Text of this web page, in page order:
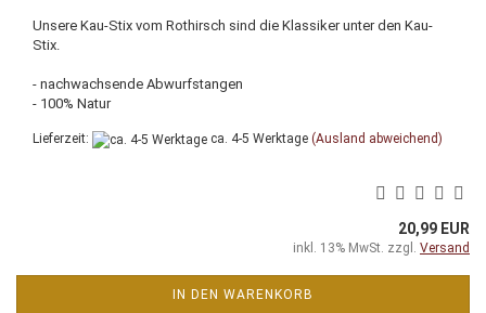
Unsere Kau-Stix vom Rothirsch sind die Klassiker unter den Kau-
Stix.
- nachwachsende Abwurfstangen
- 100% Natur
Lieferzeit: ca. 4-5 Werktage (Ausland abweichend)
20,99 EUR
inkl. 13% MwSt. zzgl. Versand
IN DEN WARENKORB